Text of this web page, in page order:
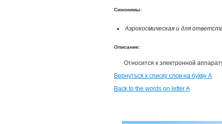
Синонимы:
Аэрокосмическая и для
Описание:
Относится к электронной
Вернуться к списку слов на букву А
Back to the words on letter A